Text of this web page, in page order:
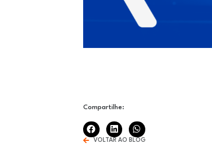
Compartilhe:
VOLTAR AO BLOG